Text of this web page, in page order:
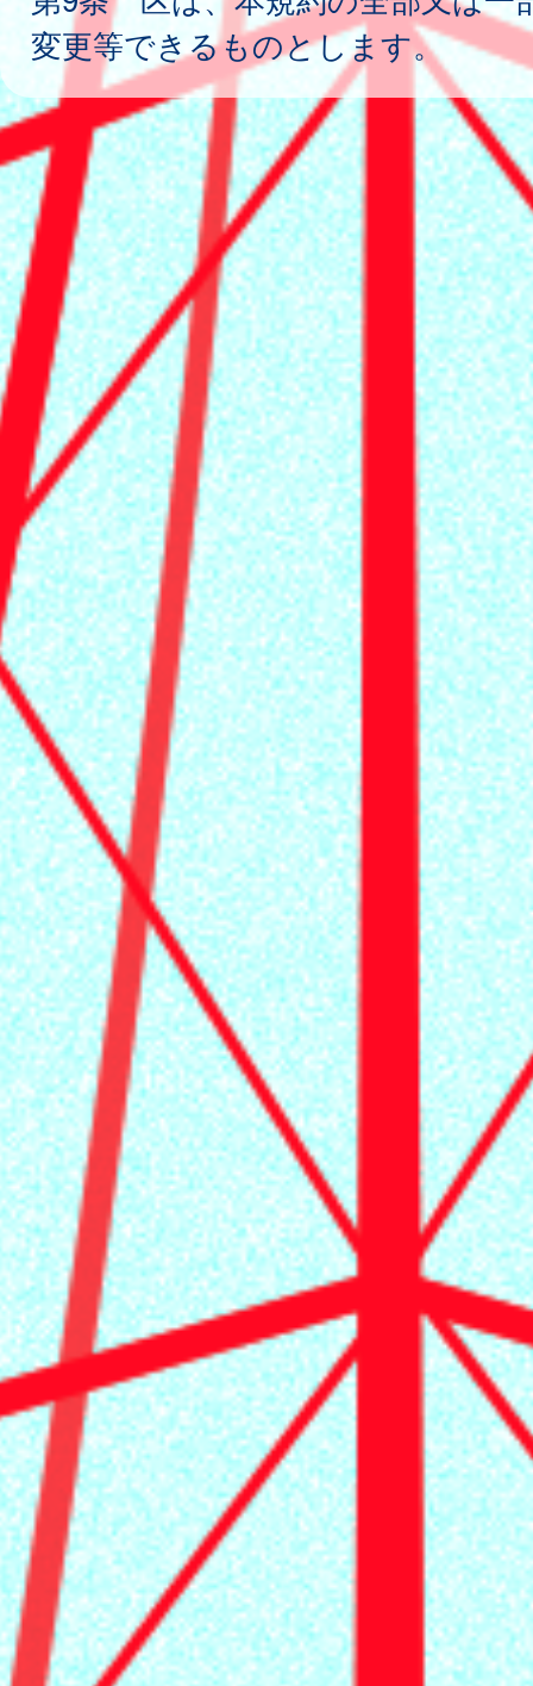
変更等できるものとします。